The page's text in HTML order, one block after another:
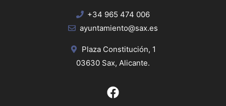
+34 965 474 006
ayuntamiento@sax.es
Plaza Constitución, 1
03630 Sax, Alicante.